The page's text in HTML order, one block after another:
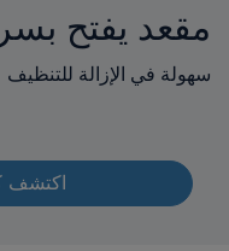
مقعد يفتح
سهولة في الإزالة للتنظيف
اكتشف